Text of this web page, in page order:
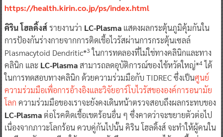
คิริน โฮลดิ้งส์รายงานว่าLC-Plasmaแสดงผลกระตุ้นภูมิคุ้มกันใน
Plasmacytoid Dendritic*3ในการทดลองที่ไม่ใช่ทางคลินิกและทาง
คลินิก และLC-Plasmaสามารถลดอุบัติการณ์ของไข้หวัดใหญ่*
ในการทดสอบทางคลินิก ด้วยความร่วมมือกับ TIDREC ซึ่งเป็นศูนย์
ความร่วมมือเพื่อการอ้างอิงและวิจัยอาร์โบไวรัสขององค์การอนามัย
โลกความร่วมมือของเราจะยังคงเดินหน้าตรวจสอบถึงผลกระทบของ
LC-Plasmaต่อโรคติดเชื้อเขตร้อนอื่น ๆ ซึ่งคาดว่าจะขยายตัวต่อไป
เนื่องจากภาวะโลกร้อน ควบคู่กันไปนั้น คิริน โฮลดิ้งส์ จะทำให้ผู้คนใน
เอเชียตะวันออกเฉียงใต้สามารถเข้าถึงLC-Plasmaได้มากขึ้นผ่าน
การทำงานร่วมกับพันธมิตรและการขยายธุรกิจ ซึ่งจะมอบทางออกให้